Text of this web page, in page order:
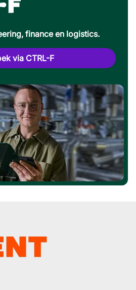
finance en logistics.
via CTRL-F